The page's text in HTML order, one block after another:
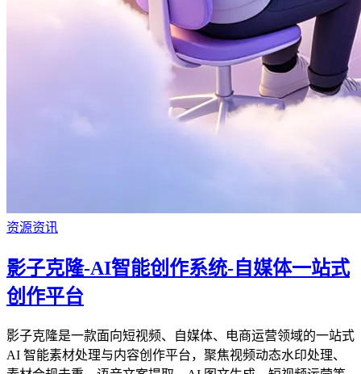
资源资讯
影子克隆-AI智能创作系统-自媒体一站式
创作平台
影子克隆是一款面向短视频、自媒体、电商运营领域的一站式
AI 智能素材处理与内容创作平台，聚焦视频动态水印处理、